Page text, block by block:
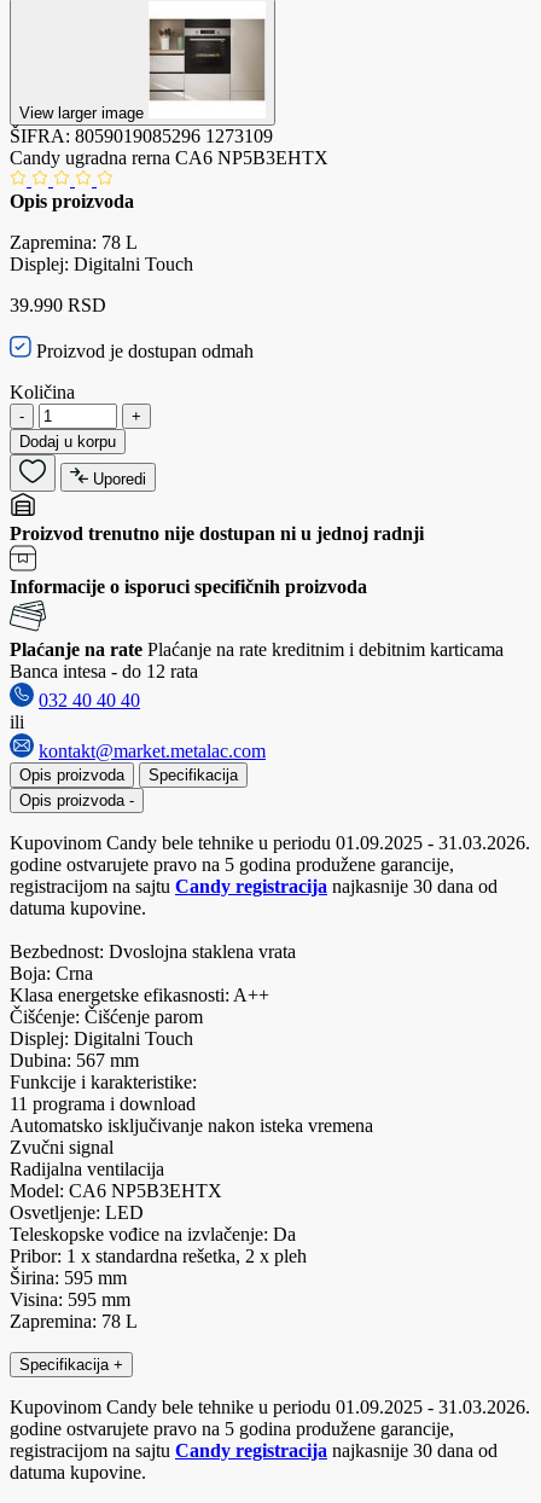
View larger image
ŠIFRA: 8059019085296 1273109
Candy ugradna rerna CA6 NP5B3EHTX
Opis proizvoda
Zapremina: 78 L
Displej: Digitalni Touch
39.990 RSD
Proizvod je dostupan odmah
Količina
-
+
Dodaj u korpu
Uporedi
Proizvod trenutno nije dostupan ni u jednoj radnji
Informacije o isporuci specifičnih proizvoda
Plaćanje na rate Plaćanje na rate kreditnim i debitnim karticama
Banca intesa - do 12 rata
032 40 40 40
ili
kontakt@market.metalac.com
Opis proizvoda
Specifikacija
Opis proizvoda -
Kupovinom Candy bele tehnike u periodu 01.09.2025 - 31.03.2026.
godine ostvarujete pravo na 5 godina produžene garancije,
registracijom na sajtu Candy registracija najkasnije 30 dana od
datuma kupovine.
Bezbednost: Dvoslojna staklena vrata
Boja: Crna
Klasa energetske efikasnosti: A++
Čišćenje: Čišćenje parom
Displej: Digitalni Touch
Dubina: 567 mm
Funkcije i karakteristike:
11 programa i download
Automatsko isključivanje nakon isteka vremena
Zvučni signal
Radijalna ventilacija
Model: CA6 NP5B3EHTX
Osvetljenje: LED
Teleskopske vođice na izvlačenje: Da
Pribor: 1 x standardna rešetka, 2 x pleh
Širina: 595 mm
Visina: 595 mm
Zapremina: 78 L
Specifikacija +
Kupovinom Candy bele tehnike u periodu 01.09.2025 - 31.03.2026.
godine ostvarujete pravo na 5 godina produžene garancije,
registracijom na sajtu Candy registracija najkasnije 30 dana od
datuma kupovine.